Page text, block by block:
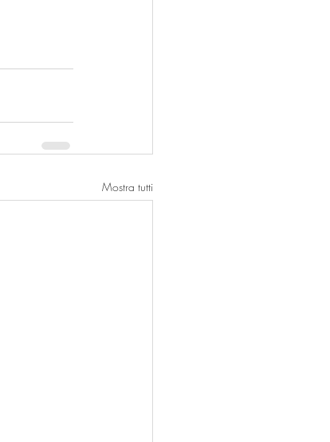
Mostra tutti